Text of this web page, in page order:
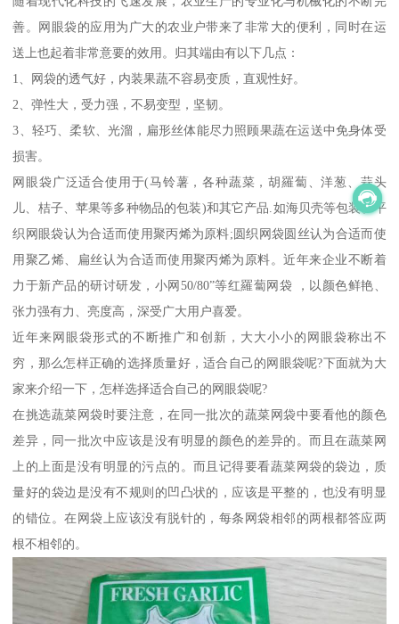
善。网眼袋的应用为广大的农业户带来了非常大的便利，同时在运
送上也起着非常意要的效用。归其端由有以下几点：
1、网袋的透气好，内装果蔬不容易变质，直观性好。
2、弹性大，受力强，不易变型，坚韧。
3、轻巧、柔软、光溜，扁形丝体能尽力照顾果蔬在运送中免身体受
损害。
网眼袋广泛适合使用于(马铃薯，各种蔬菜，胡羅蔔、洋葱、蒜头
儿、桔子、苹果等多种物品的包装)和其它产品.如海贝壳等包装。平
织网眼袋认为合适而使用聚丙烯为原料;圆织网袋圆丝认为合适而使
用聚乙烯、扁丝认为合适而使用聚丙烯为原料。近年来企业不断着
力于新产品的研讨研发，小网50/80”等红羅蔔网袋 ，以颜色鲜艳、
张力强有力、亮度高，深受广大用户喜爱。
近年来网眼袋形式的不断推广和创新，大大小小的网眼袋称出不
穷，那么怎样正确的选择质量好，适合自己的网眼袋呢?下面就为大
家来介绍一下，怎样选择适合自己的网眼袋呢?
在挑选蔬菜网袋时要注意，在同一批次的蔬菜网袋中要看他的颜色
差异，同一批次中应该是没有明显的颜色的差异的。而且在蔬菜网
上的上面是没有明显的污点的。而且记得要看蔬菜网袋的袋边，质
量好的袋边是没有不规则的凹凸状的，应该是平整的，也没有明显
的错位。在网袋上应该没有脱针的，每条网袋相邻的两根都答应两
根不相邻的。